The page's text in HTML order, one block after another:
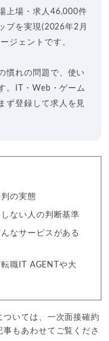
上場・求人46,000件
プを実現(2026年2月
ジェントです。
慣れの問題で、使い
。IT・Web・ゲーム
ず登録して求人を見
の実態
ない人の判断基準
なサービスがある
職IT AGENTや大
いては、一次面接確約
もあわせてご覧くださ